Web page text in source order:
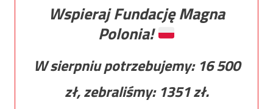
Wspieraj Fundację Magna
Polonia!
W sierpniu potrzebujemy: 16 500
zł, zebraliśmy: 1351zł.